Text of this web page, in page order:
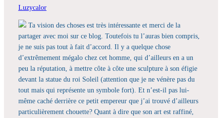
Luzycalor
Ta vision des choses est très intéressante et merci de la
partager avec moi sur ce blog. Toutefois tu l’auras bien compris,
je ne suis pas tout à fait d’accord. Il y a quelque chose
d’extrêmement mégalo chez cet homme, qui d’ailleurs en a un
peu la réputation, à mettre côte à côte une sculpture à son éfigie
devant la statue du roi Soleil (attention que je ne vénère pas du
tout mais qui représente un symbole fort). Et n’est-il pas lui-
même caché derrière ce petit empereur que j’ai trouvé d’ailleurs
particulièrement chouette? Quant à dire que son art est raffiné,